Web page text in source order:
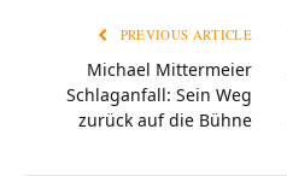
PREVIOUS ARTICLE
Michael Mittermeier
Schlaganfall: Sein Weg
zurück auf die Bühne